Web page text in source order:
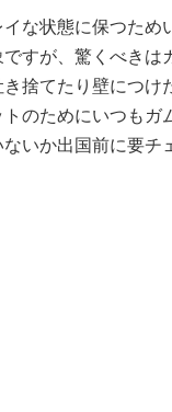
な状態に保つた
すが、驚くべき
捨てたり壁につ
トのためにいつも
いか出国前に要チ